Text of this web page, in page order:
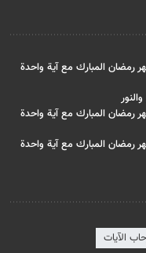
رمضان المبارك مع آية واحدة
رمضان المبارك مع آية واحدة
رمضان المبارك مع آية واحدة
الآيات